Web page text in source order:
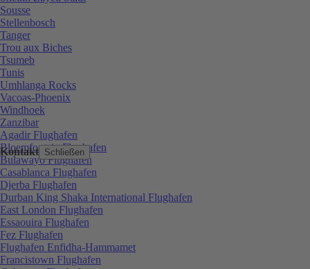
Kontakt Schließen
Sousse
Stellenbosch
Tanger
Trou aux Biches
Tsumeb
Tunis
Umhlanga Rocks
Vacoas-Phoenix
Windhoek
Zanzibar
Agadir Flughafen
Bloemfontein Flughafen
Bulawayo Flughafen
Casablanca Flughafen
Djerba Flughafen
Durban King Shaka International Flughafen
East London Flughafen
Essaouira Flughafen
Fez Flughafen
Flughafen Enfidha-Hammamet
Francistown Flughafen